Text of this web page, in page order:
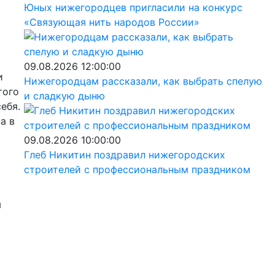
в
Юных нижегородцев пригласили на конкурс
«Связующая нить народов России»
09.08.2026 12:00:00
Нижегородцам рассказали, как выбрать спелую
и сладкую дыню
09.08.2026 10:00:00
Глеб Никитин поздравил нижегородских
строителей с профессиональным праздником